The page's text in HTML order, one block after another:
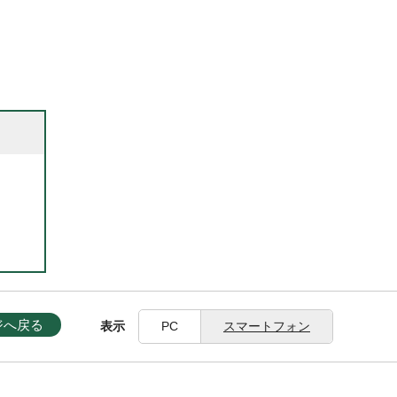
へ戻る 表示 PC スマートフォン